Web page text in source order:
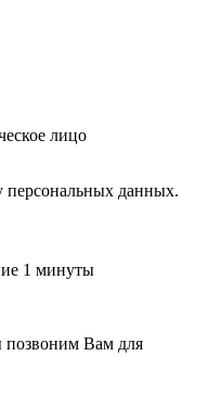
лицо
персональных данных.
1 минуты
позвоним Вам для